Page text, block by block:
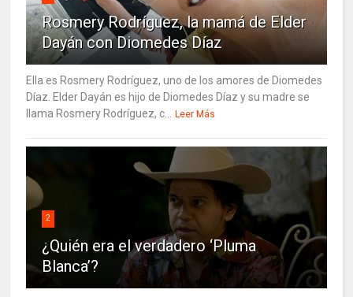
Rosmery Rodríguez, la mamá de Elder
Dayán con Diomedes Díaz
Ella es Rosmery Rodríguez, uno de los amores de Diomedes
Díaz. Elder Dayán es hijo de Diomedes Díaz y su madre se
llama Rosmery Rodríguez, c... Leer Más
2
¿Quién era el verdadero ‘Pluma
Blanca’?